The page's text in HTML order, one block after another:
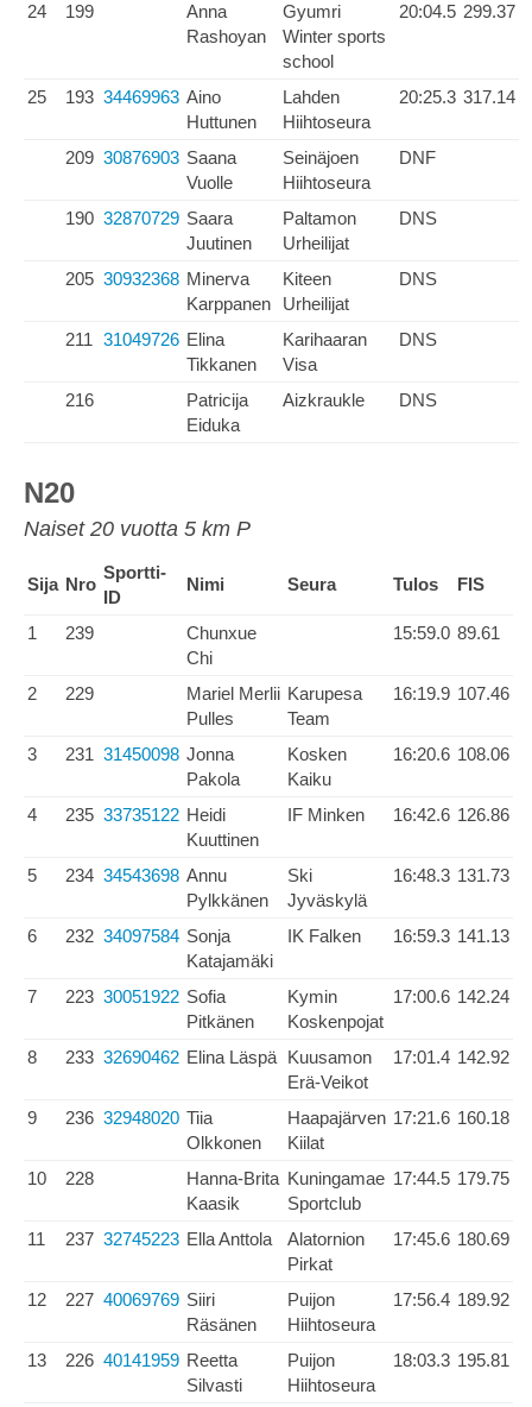
24 199
Anna
Rashoyan
Gyumri
Winter sports
school
20:04.5 299.37
25 193 34469963 Aino
Huttunen
Lahden
Hiihtoseura
20:25.3 317.14
209 30876903 Saana
Vuolle
Seinäjoen
Hiihtoseura
DNF
190 32870729 Saara
Juutinen
Paltamon
Urheilijat
DNS
205 30932368 Minerva
Karppanen
Kiteen
Urheilijat
DNS
211 31049726 Elina
Tikkanen
Karihaaran
Visa
DNS
216
Patricija
Eiduka
Aizkraukle DNS
N20
Naiset 20 vuotta 5 km P
Sija Nro
Sportti-
ID
Nimi Seura Tulos FIS
1 239
Chunxue
Chi
15:59.0 89.61
2 229
Mariel Merlii
Pulles
Karupesa
Team
16:19.9 107.46
3 231 31450098 Jonna
Pakola
Kosken
Kaiku
16:20.6 108.06
4 235 33735122 Heidi
Kuuttinen
IF Minken 16:42.6 126.86
5 234 34543698 Annu
Pylkkänen
Ski
Jyväskylä
16:48.3 131.73
6 232 34097584 Sonja
Katajamäki
IK Falken 16:59.3 141.13
7 223 30051922 Sofia
Pitkänen
Kymin
Koskenpojat
17:00.6 142.24
8 233 32690462 Elina Läspä Kuusamon
Erä-Veikot
17:01.4 142.92
9 236 32948020 Tiia
Olkkonen
Haapajärven
Kiilat
17:21.6 160.18
10 228
Hanna-Brita
Kaasik
Kuningamae
Sportclub
17:44.5 179.75
11 237 32745223 Ella Anttola
Alatornion
Pirkat
17:45.6 180.69
12 227 40069769 Siiri
Räsänen
Puijon
Hiihtoseura
17:56.4 189.92
13 226 40141959 Reetta
Silvasti
Puijon
Hiihtoseura
18:03.3 195.81